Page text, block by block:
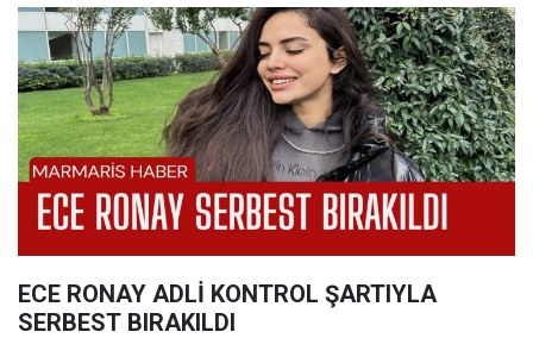
ECE RONAY ADLİ KONTROL ŞARTIYLA
SERBEST BIRAKILDI